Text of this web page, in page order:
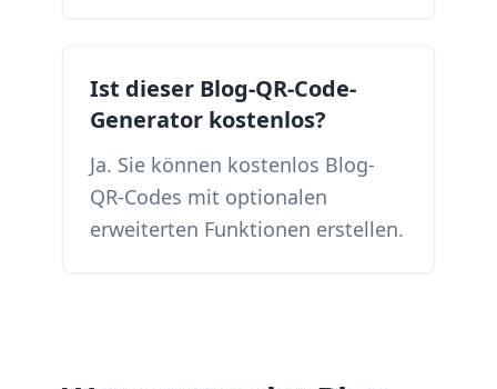
Ist dieser Blog-QR-Code-
Generator kostenlos?
Ja. Sie können kostenlos Blog-
QR-Codes mit optionalen
erweiterten Funktionen erstellen.